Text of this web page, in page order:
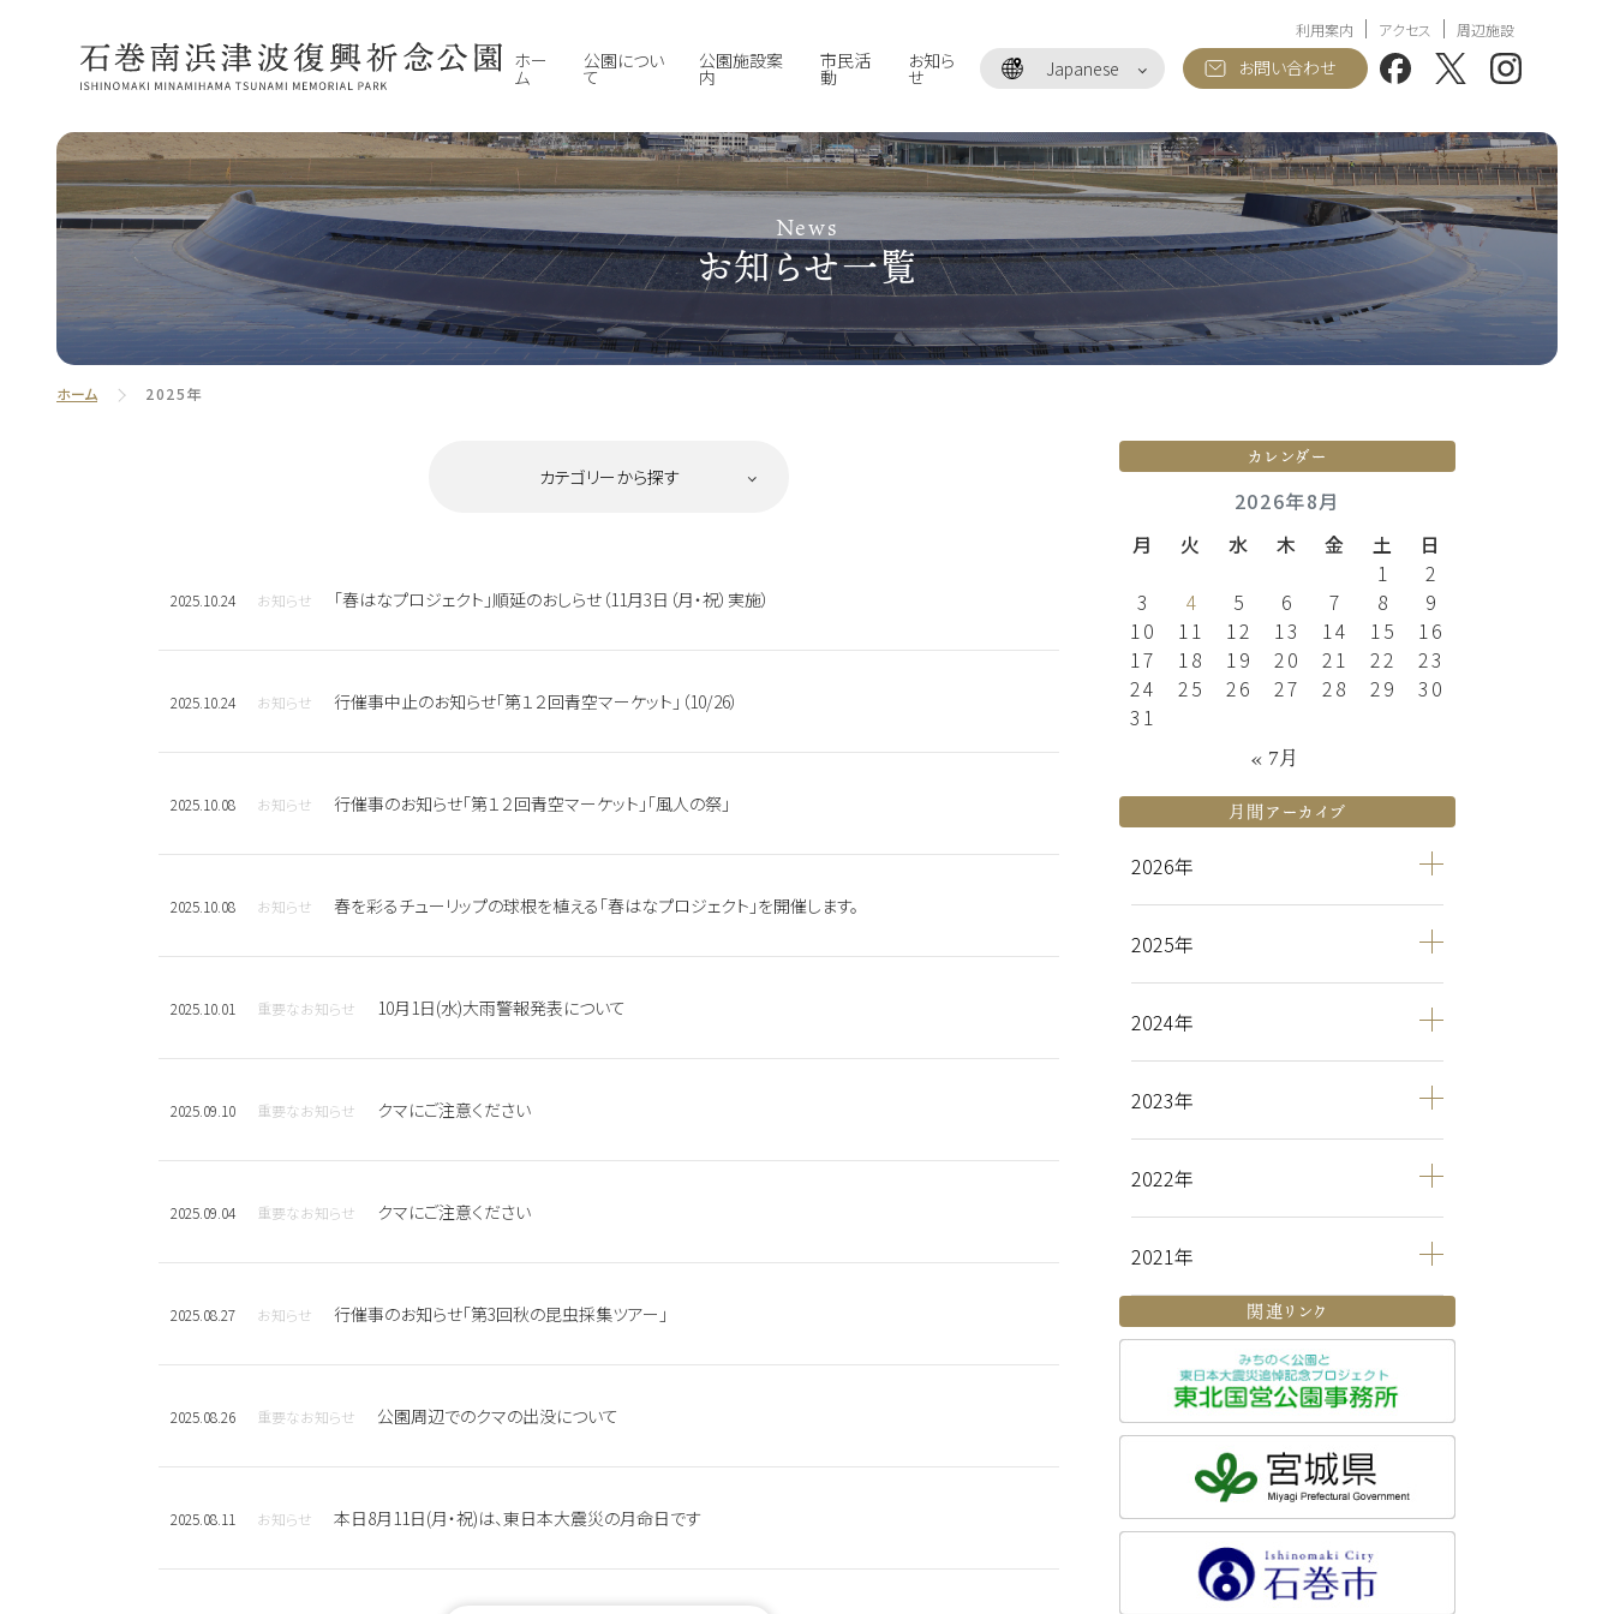
ホー
ム
公園につい
て
公園施設案
内
市民活
動
お知ら
せ Japanese お問い合わせ
利用案内 アクセス 周辺施設
News
お知らせ一覧
ホーム 2025年
2025.10.24 お知らせ 「春はなプロジェクト」順延のおしらせ（11月3日（月・祝）実施）
2025.10.24 お知らせ 行催事中止のお知らせ「第１２回青空マーケット」（10/26）
2025.10.08 お知らせ 行催事のお知らせ「第１２回青空マーケット」「風人の祭」
2025.10.08 お知らせ 春を彩るチューリップの球根を植える「春はなプロジェクト」を開催します。
2025.10.01 重要なお知らせ 10月1日(水)大雨警報発表について
2025.09.10 重要なお知らせ クマにご注意ください
2025.09.04 重要なお知らせ クマにご注意ください
2025.08.27 お知らせ 行催事のお知らせ「第3回秋の昆虫採集ツアー」
2025.08.26 重要なお知らせ 公園周辺でのクマの出没について
2025.08.11 お知らせ 本日8月11日(月・祝)は、東日本大震災の月命日です
カレンダー
2026年8月
月
火 水 木 金 土
日
1
2
3
4 5 6 7 8
9
10
11 12 13 14 15
16
17
18 19 20 21 22
23
24
25 26 27 28 29
30
31
« 7月
月間アーカイブ
2026
2025
2024
2023
2022
2021
関連リンク